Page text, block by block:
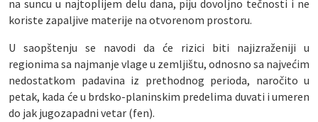
na suncu u najtoplijem delu dana, piju dovoljno tečnosti i ne
koriste zapaljive materije na otvorenom prostoru.
U saopštenju se navodi da će rizici biti najizraženiji u
regionima sa najmanje vlage u zemljištu, odnosno sa najvećim
nedostatkom padavina iz prethodnog perioda, naročito u
petak, kada će u brdsko-planinskim predelima duvati i umeren
do jak jugozapadni vetar (fen).